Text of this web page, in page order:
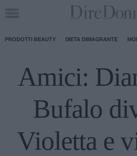
PRODOTTI BEAUTY DIETA DIMAGRANTE
Amici:
Bufalo
Violetta e